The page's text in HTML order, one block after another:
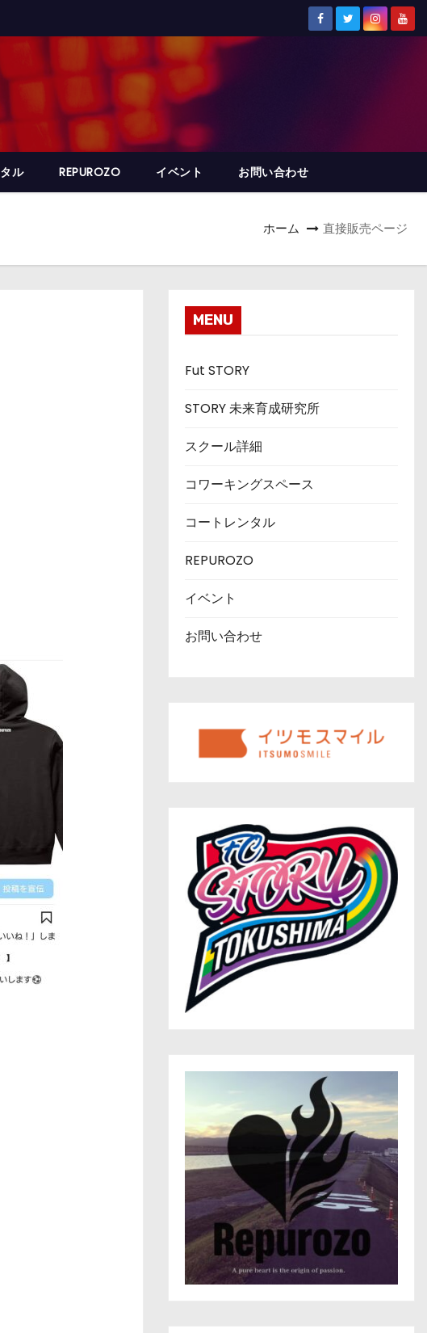
ル REPUROZO イベント お問い合わせ
ホーム 直接販売ページ
MENU
Fut STORY
STORY 未来育成研究所
スクール詳細
コワーキングスペース
コートレンタル
REPUROZO
イベント
お問い合わせ